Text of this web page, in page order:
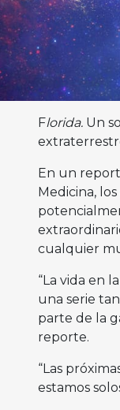
Florida.Un
En un
Medicina,
cualquier
“La vida en
una serie
parte de la
reporte.
“Las
estamos